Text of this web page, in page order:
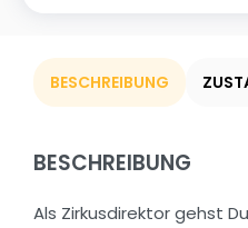
BESCHREIBUNG
BESCHREIBUNG
Als Zirkusdirektor gehst